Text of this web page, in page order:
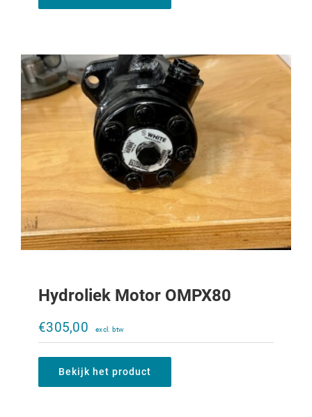
Hydroliek Motor OMPX80
€305,00
Bekijk het product
Beschermkapje heffing IHC XL
€75,00